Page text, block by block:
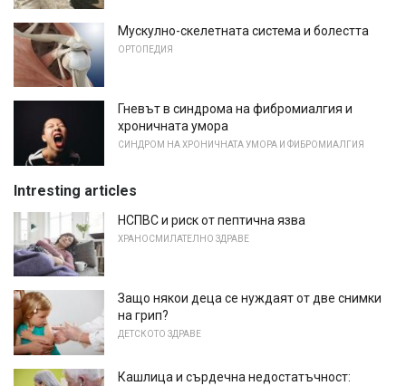
Мускулно-скелетната система и болестта
ОРТОПЕДИЯ
Гневът в синдрома на фибромиалгия и
хроничната умора
СИНДРОМ НА ХРОНИЧНАТА УМОРА И ФИБРОМИАЛГИЯ
Intresting articles
НСПВС и риск от пептична язва
ХРАНОСМИЛАТЕЛНО ЗДРАВЕ
Защо някои деца се нуждаят от две снимки
на грип?
ДЕТСКОТО ЗДРАВЕ
Кашлица и сърдечна недостатъчност: